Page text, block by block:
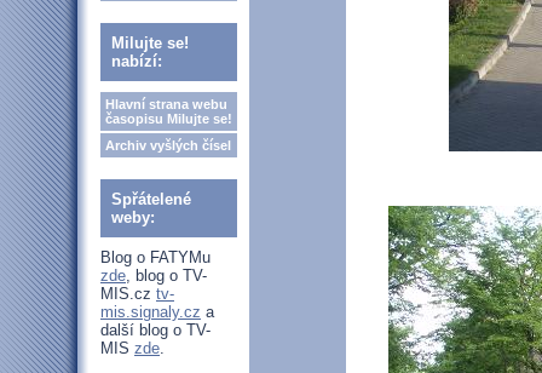
Milujte se!
nabízí:
Hlavní strana webu
časopisu Milujte se!
Archiv vyšlých čísel
Spřátelené
weby:
Blog o FATYMu
zde, blog o TV-
MIS.cz tv-
mis.signaly.cz a
další blog o TV-
MIS zde.